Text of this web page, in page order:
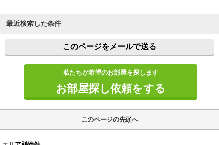
最近検索した条件
このページをメールで送る
私たちが希望のお部屋を探します
お部屋探し依頼をする
このページの先頭へ